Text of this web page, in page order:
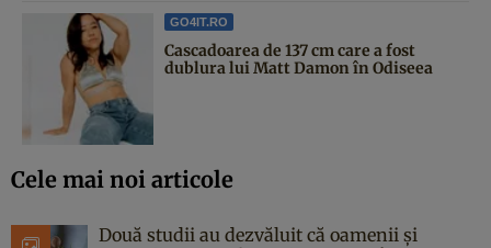
GO4IT.RO
Cascadoarea de 137 cm care a fost
dublura lui Matt Damon în Odiseea
Cele mai noi articole
Două studii au dezvăluit că oamenii și